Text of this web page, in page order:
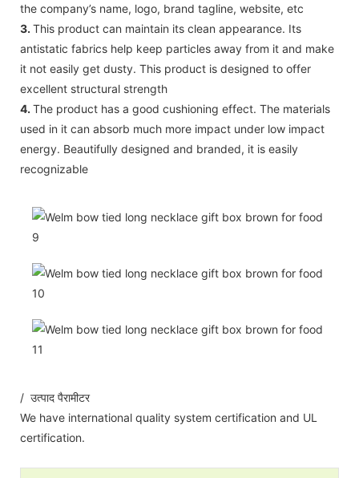
the company’s name, logo, brand tagline, website, etc
3. This product can maintain its clean appearance. Its
antistatic fabrics help keep particles away from it and make
it not easily get dusty. This product is designed to offer
excellent structural strength
4. The product has a good cushioning effect. The materials
used in it can absorb much more impact under low impact
energy. Beautifully designed and branded, it is easily
recognizable
/ उत्पाद पैरामीटर
We have international quality system certification and UL
certification.